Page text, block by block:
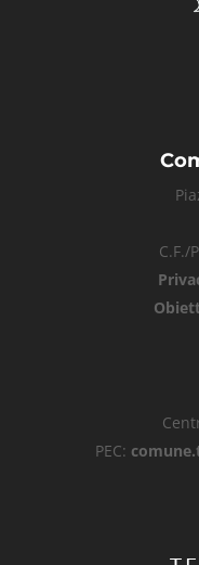
C.F./
PEC: